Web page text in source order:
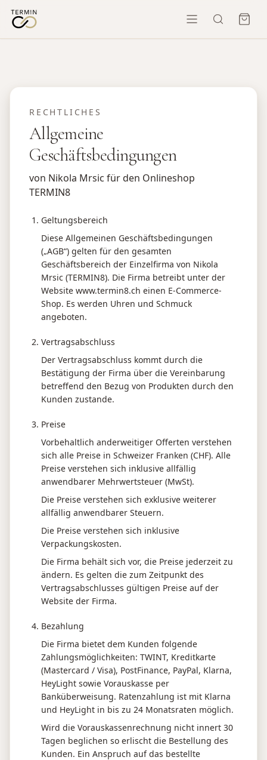
RECHTLICHES
Allgemeine
Geschäftsbedingungen
von Nikola Mrsic für den Onlineshop
TERMIN8
Geltungsbereich
Diese Allgemeinen Geschäftsbedingungen
(„AGB“) gelten für den gesamten
Geschäftsbereich der Einzelfirma von Nikola
Mrsic (TERMIN8). Die Firma betreibt unter der
Website www.termin8.ch einen E-Commerce-
Shop. Es werden Uhren und Schmuck
angeboten.
Vertragsabschluss
Der Vertragsabschluss kommt durch die
Bestätigung der Firma über die Vereinbarung
betreffend den Bezug von Produkten durch den
Kunden zustande.
Preise
Vorbehaltlich anderweitiger Offerten verstehen
sich alle Preise in Schweizer Franken (CHF). Alle
Preise verstehen sich inklusive allfällig
anwendbarer Mehrwertsteuer (MwSt).
Die Preise verstehen sich exklusive weiterer
allfällig anwendbarer Steuern.
Die Preise verstehen sich inklusive
Verpackungskosten.
Die Firma behält sich vor, die Preise jederzeit zu
ändern. Es gelten die zum Zeitpunkt des
Vertragsabschlusses gültigen Preise auf der
Website der Firma.
Bezahlung
Die Firma bietet dem Kunden folgende
Zahlungsmöglichkeiten: TWINT, Kreditkarte
(Mastercard / Visa), PostFinance, PayPal, Klarna,
HeyLight sowie Vorauskasse per
Banküberweisung. Ratenzahlung ist mit Klarna
und HeyLight in bis zu 24 Monatsraten möglich.
Wird die Vorauskassenrechnung nicht innert 30
Tagen beglichen so erlischt die Bestellung des
Kunden. Ein Anspruch auf das bestellte